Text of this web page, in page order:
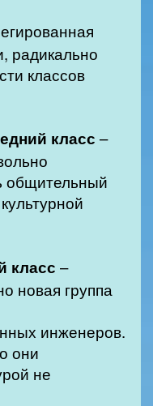
радикально
классов
класс –
общительный
класс –
новая группа
инженеров.
они
не